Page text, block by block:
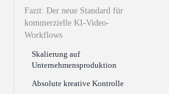
Fazit: Der neue Standard für
kommerzielle KI-Video-
Workflows
Skalierung auf
Unternehmensproduktion
Absolute kreative Kontrolle